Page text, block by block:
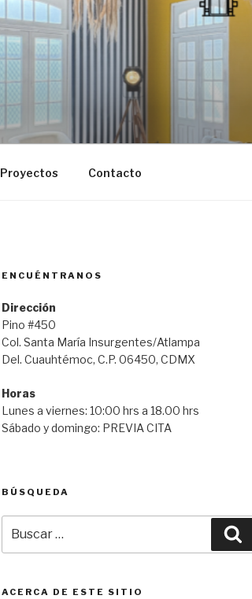
Proyectos Contacto
ENCUÉNTRANOS
Dirección
Pino #450
Col. Santa María Insurgentes/Atlampa
Del. Cuauhtémoc, C.P. 06450, CDMX
Horas
Lunes a viernes: 10:00 hrs a 18.00 hrs
Sábado y domingo: PREVIA CITA
BÚSQUEDA
por:
ACERCA DE ESTE SITIO